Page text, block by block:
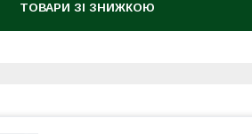
ТОВАРИ ЗІ ЗНИЖКОЮ